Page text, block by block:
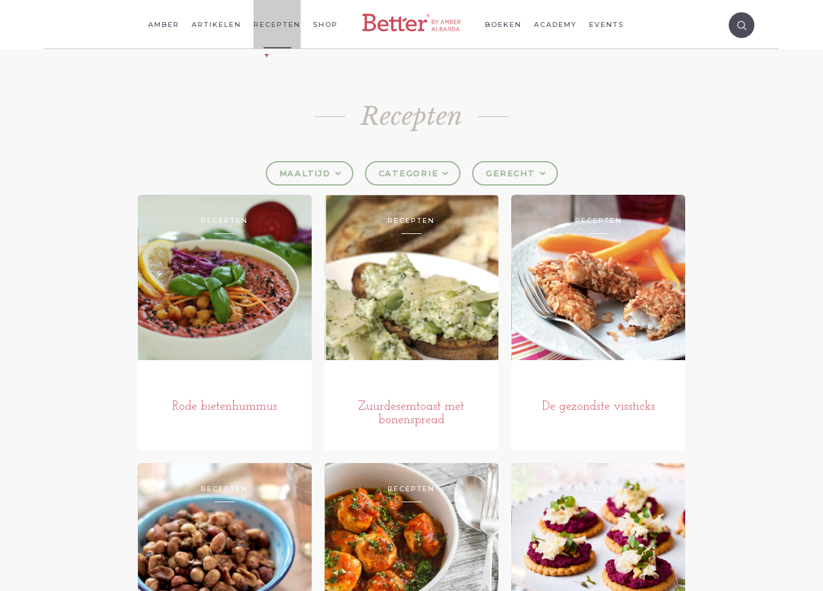
AMBER ARTIKELEN RECEPTEN SHOP BOEKEN ACADEMY EVENTS
Recepten
MAALTIJD CATEGORIE GERECHT
RECEPTEN
Rode bietenhummus
RECEPTEN
Zuurdesemtoast met
bonenspread
RECEPTEN
De gezondste vissticks
RECEPTEN RECEPTEN RECEPTEN